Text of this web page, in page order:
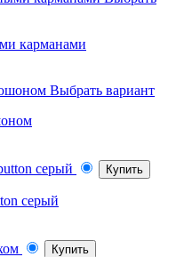
карманами
Выбрать вариант
Купить
серый
Купить